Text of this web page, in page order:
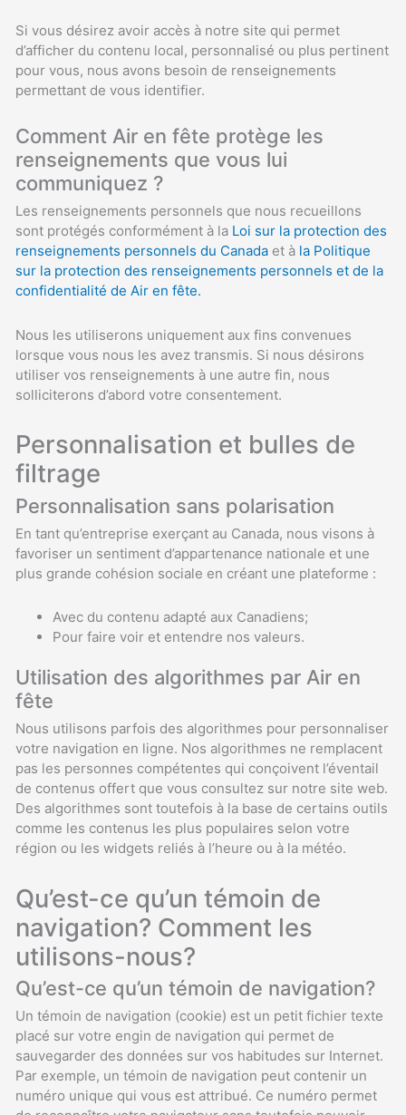
Si vous désirez avoir accès à notre site qui permet
d’afficher du contenu local, personnalisé ou plus pertinent
pour vous, nous avons besoin de renseignements
permettant de vous identifier.
Comment Air en fête protège les
renseignements que vous lui
communiquez ?
Les renseignements personnels que nous recueillons
sont protégés conformément à la Loi sur la protection des
renseignements personnels du Canada et à la Politique
sur la protection des renseignements personnels et de la
confidentialité de Air en fête.
Nous les utiliserons uniquement aux fins convenues
lorsque vous nous les avez transmis. Si nous désirons
utiliser vos renseignements à une autre fin, nous
solliciterons d’abord votre consentement.
Personnalisation et bulles de
filtrage
Personnalisation sans polarisation
En tant qu’entreprise exerçant au Canada, nous visons à
favoriser un sentiment d’appartenance nationale et une
plus grande cohésion sociale en créant une plateforme :
Avec du contenu adapté aux Canadiens;
Pour faire voir et entendre nos valeurs.
Utilisation des algorithmes par Air en
fête
Nous utilisons parfois des algorithmes pour personnaliser
votre navigation en ligne. Nos algorithmes ne remplacent
pas les personnes compétentes qui conçoivent l’éventail
de contenus offert que vous consultez sur notre site web.
Des algorithmes sont toutefois à la base de certains outils
comme les contenus les plus populaires selon votre
région ou les widgets reliés à l’heure ou à la météo.
Qu’est-ce qu’un témoin de
navigation? Comment les
utilisons-nous?
Qu’est-ce qu’un témoin de navigation?
Un témoin de navigation (cookie) est un petit fichier texte
placé sur votre engin de navigation qui permet de
sauvegarder des données sur vos habitudes sur Internet.
Par exemple, un témoin de navigation peut contenir un
numéro unique qui vous est attribué. Ce numéro permet